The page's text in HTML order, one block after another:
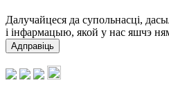
Далучайцеся да супольнасці,
і інфармацыю, якой у нас яшчэ
Адправіць